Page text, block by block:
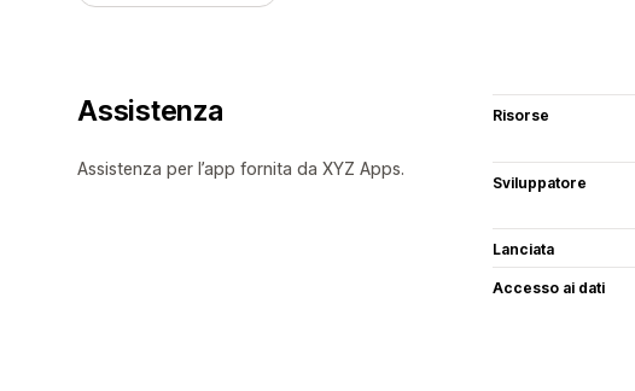
Assistenza
Assistenza per l’app fornita da XYZ Apps.
Risorse
Sviluppatore
Lanciata
Accesso ai dati